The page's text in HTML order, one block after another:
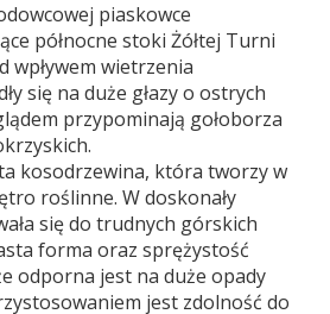
piaskowce
północne stoki Żółtej Turni
wpływem wietrzenia
się na duże głazy o ostrych
przypominają gołoborza
kosodrzewina, która tworzy w
roślinne. W doskonały
się do trudnych górskich
forma oraz sprężystość
odporna jest na duże opady
jest zdolność do